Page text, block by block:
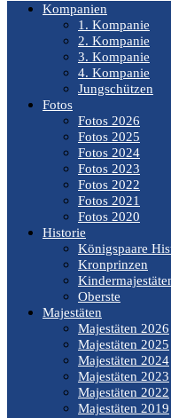
Kompanien
1. Kompanie
2. Kompanie
3. Kompanie
4. Kompanie
Jungschützen
Fotos
Fotos 2026
Fotos 2025
Fotos 2024
Fotos 2023
Fotos 2022
Fotos 2021
Fotos 2020
Historie
Königspaare
Kronprinzen
Oberste
Majestäten
Majestäten 2026
Majestäten 2025
Majestäten 2024
Majestäten 2023
Majestäten 2022
Majestäten 2019